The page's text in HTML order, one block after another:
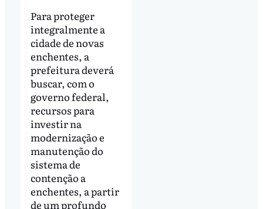
Para proteger
integralmente a
cidade de novas
enchentes, a
prefeitura deverá
buscar, com o
governo federal,
recursos para
investir na
modernização e
manutenção do
sistema de
contenção a
enchentes, a partir
de um profundo